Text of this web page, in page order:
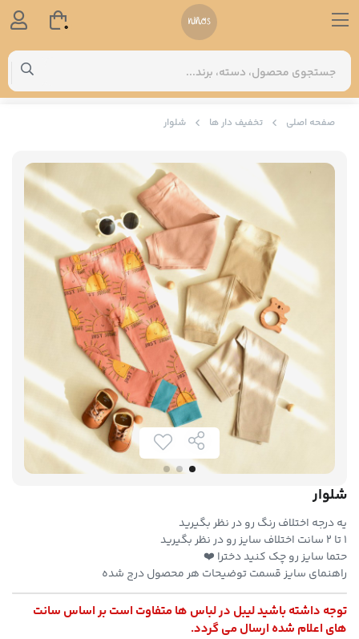
صفحه اصلی تخفیف دار ها شلوار
شلوار
یه درجه اختلاف رنگ رو در نظر بگیرید
۱ تا ۲ سانت اختلاف سایز رو در نظر بگیرید
حتما سایز رو چک کنید دخترا ❤️
راهنمای سایز قسمت توضیحات هر محصول درج شده
توجه داشته باشید لیبل در لباس ها متفاوت است بر اساس سانت
های اعلام شده ارسال می گردد.
0